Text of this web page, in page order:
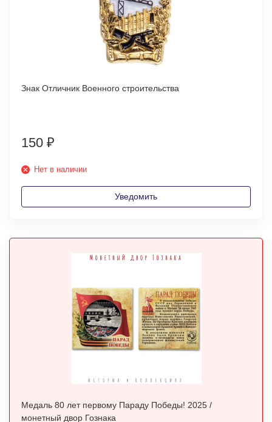
Знак Отличник Военного строительства
150 ₽
Нет в наличии
Уведомить
Медаль 80 лет первому Параду Победы! 2025 /
монетный двор Гознака